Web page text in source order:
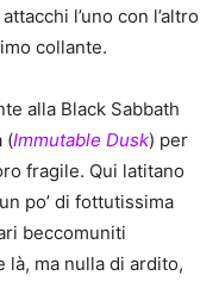
l’uno con l’altro
collante.
alla Black Sabbath
(Immutable Dusk) per
fragile. Qui latitano
po’ di fottutissima
beccomuniti
là, ma nulla di ardito,